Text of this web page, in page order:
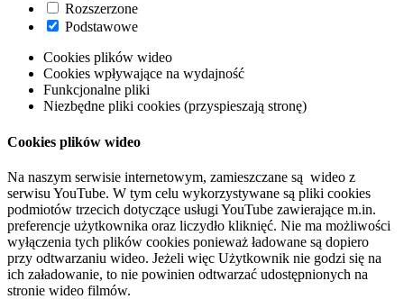
Rozszerzone
Podstawowe
Cookies plików wideo
Cookies wpływające na wydajność
Funkcjonalne pliki
Niezbędne pliki cookies (przyspieszają stronę)
Cookies plików wideo
Na naszym serwisie internetowym, zamieszczane są wideo z
serwisu YouTube. W tym celu wykorzystywane są pliki cookies
podmiotów trzecich dotyczące usługi YouTube zawierające m.in.
preferencje użytkownika oraz liczydło kliknięć. Nie ma możliwości
wyłączenia tych plików cookies ponieważ ładowane są dopiero
przy odtwarzaniu wideo. Jeżeli więc Użytkownik nie godzi się na
ich załadowanie, to nie powinien odtwarzać udostępnionych na
stronie wideo filmów.